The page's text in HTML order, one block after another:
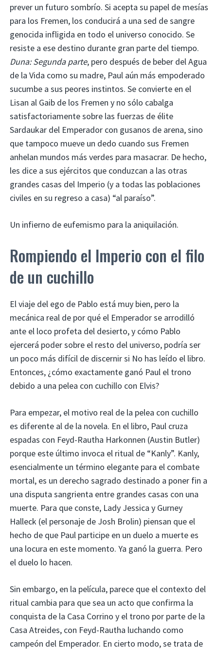
prever un futuro sombrío. Si acepta su papel de mesías
para los Fremen, los conducirá a una sed de sangre
genocida infligida en todo el universo conocido. Se
resiste a ese destino durante gran parte del tiempo.
Duna: Segunda parte, pero después de beber del Agua
de la Vida como su madre, Paul aún más empoderado
sucumbe a sus peores instintos. Se convierte en el
Lisan al Gaib de los Fremen y no sólo cabalga
satisfactoriamente sobre las fuerzas de élite
Sardaukar del Emperador con gusanos de arena, sino
que tampoco mueve un dedo cuando sus Fremen
anhelan mundos más verdes para masacrar. De hecho,
les dice a sus ejércitos que conduzcan a las otras
grandes casas del Imperio (y a todas las poblaciones
civiles en su regreso a casa) “al paraíso”.
Un infierno de eufemismo para la aniquilación.
Rompiendo el Imperio con el filo
de un cuchillo
El viaje del ego de Pablo está muy bien, pero la
mecánica real de por qué el Emperador se arrodilló
ante el loco profeta del desierto, y cómo Pablo
ejercerá poder sobre el resto del universo, podría ser
un poco más difícil de discernir si No has leído el libro.
Entonces, ¿cómo exactamente ganó Paul el trono
debido a una pelea con cuchillo con Elvis?
Para empezar, el motivo real de la pelea con cuchillo
es diferente al de la novela. En el libro, Paul cruza
espadas con Feyd-Rautha Harkonnen (Austin Butler)
porque este último invoca el ritual de “Kanly”. Kanly,
esencialmente un término elegante para el combate
mortal, es un derecho sagrado destinado a poner fin a
una disputa sangrienta entre grandes casas con una
muerte. Para que conste, Lady Jessica y Gurney
Halleck (el personaje de Josh Brolin) piensan que el
hecho de que Paul participe en un duelo a muerte es
una locura en este momento. Ya ganó la guerra. Pero
el duelo lo hacen.
Sin embargo, en la película, parece que el contexto del
ritual cambia para que sea un acto que confirma la
conquista de la Casa Corrino y el trono por parte de la
Casa Atreides, con Feyd-Rautha luchando como
campeón del Emperador. En cierto modo, se trata de